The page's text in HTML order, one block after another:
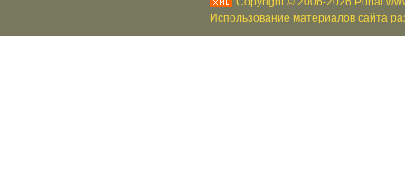
Использование материалов сайта